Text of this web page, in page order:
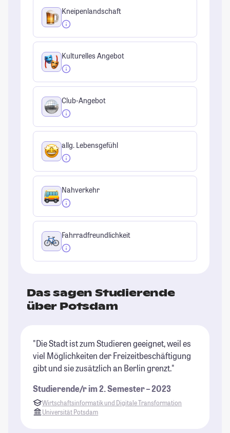
Kneipenlandschaft
Kulturelles Angebot
Club-Angebot
allg. Lebensgefühl
Nahverkehr
Fahrradfreundlichkeit
Das sagen Studierende
über Potsdam
"Die Stadt ist zum Studieren geeignet, weil es
viel Möglichkeiten der Freizeitbeschäftigung
gibt und sie zusätzlich an Berlin grenzt."
Studierende/r im 2. Semester – 2023
Wirtschaftsinformatik und Digitale Transformation
Universität Potsdam